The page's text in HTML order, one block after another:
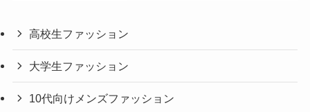
高校生ファッション
大学生ファッション
10代向けメンズファッション